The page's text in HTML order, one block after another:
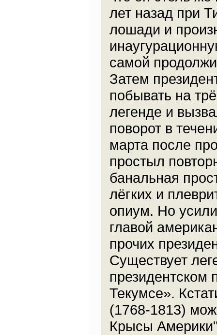
лет назад при
лошади и
самой
Затем
побывать на
легенде и
поворот в
марта после
простыл
банальная
лёгких и
опиум. Но
главой
прочих
Существует
президентском
Текумсе».
(1768-1813)
Крысы